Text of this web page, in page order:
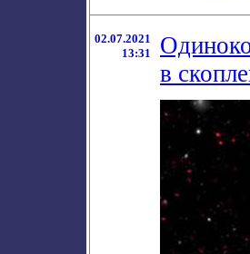
02.07.2021
13:31
в